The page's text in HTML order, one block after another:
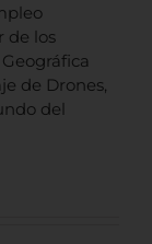
de los
de Drones,
del